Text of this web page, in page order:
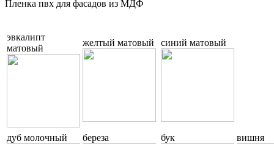
Пленка пвх для фасадов из МДФ
эвкалипт
матовый
желтый матовый синий матовый
дуб молочный береза бук вишня